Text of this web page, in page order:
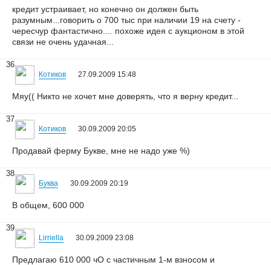
кредит устраивает, но конечно он должен быть
разумным...говорить о 700 тыс при наличии 19 на счету -
чересчур фантастично.... похоже идея с аукционом в этой
связи не очень удачная...
36
Котиков 27.09.2009 15:48
Мяу(( Никто не хочет мне доверять, что я верну кредит...
37
Котиков 30.09.2009 20:05
Продавай ферму Букве, мне не надо уже %)
38
Буква 30.09.2009 20:19
В общем, 600 000
39
Lirriella 30.09.2009 23:08
Предлагаю 610 000 чО с частичным 1-м взносом и